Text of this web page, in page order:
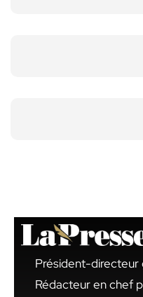
Président-directeur
Rédacteur en chef